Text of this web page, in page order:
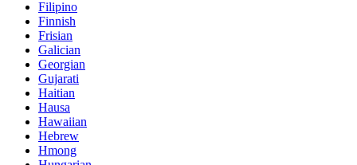
Filipino
Finnish
Frisian
Galician
Georgian
Gujarati
Haitian
Hausa
Hawaiian
Hebrew
Hmong